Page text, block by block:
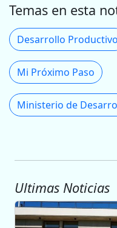
Temas en esta
Desarrollo Productivo
Mi Próximo Paso
Ultimas Noticias